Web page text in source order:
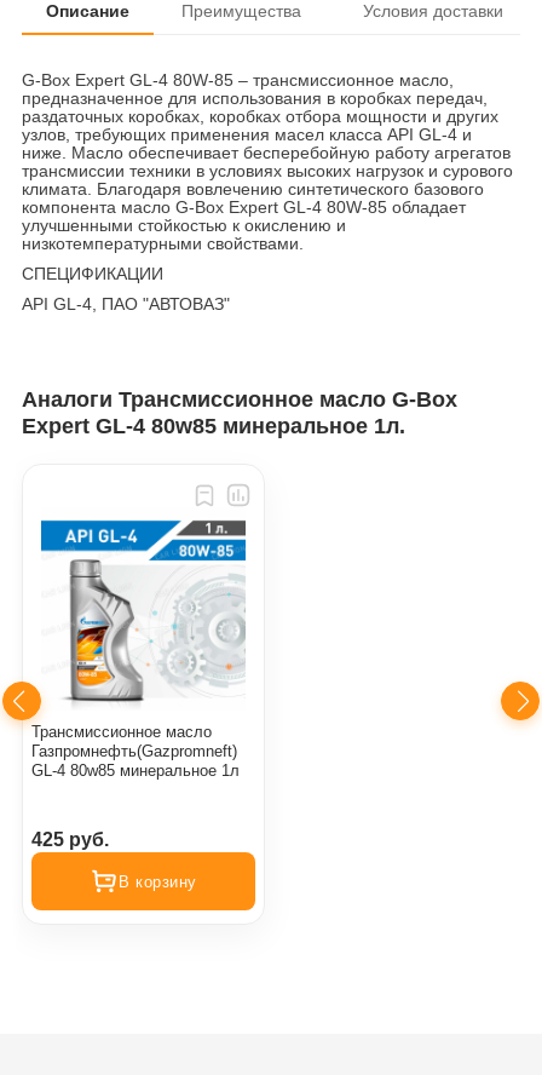
Описание Преимущества Условия доставки
G-Box Expert GL-4 80W-85 – трансмиссионное масло,
предназначенное для использования в коробках передач,
раздаточных коробках, коробках отбора мощности и других
узлов, требующих применения масел класса API GL-4 и
ниже. Масло обеспечивает бесперебойную работу агрегатов
трансмиссии техники в условиях высоких нагрузок и сурового
климата. Благодаря вовлечению синтетического базового
компонента масло G-Box Expert GL-4 80W-85 обладает
улучшенными стойкостью к окислению и
низкотемпературными свойствами.
СПЕЦИФИКАЦИИ
API GL-4, ПАО "АВТОВАЗ"
Аналоги Трансмиссионное масло G-Box
Expert GL-4 80w85 минеральное 1л.
Трансмиссионное масло
Газпромнефть(Gazpromneft)
GL-4 80w85 минеральное 1л
425 руб.
В корзину